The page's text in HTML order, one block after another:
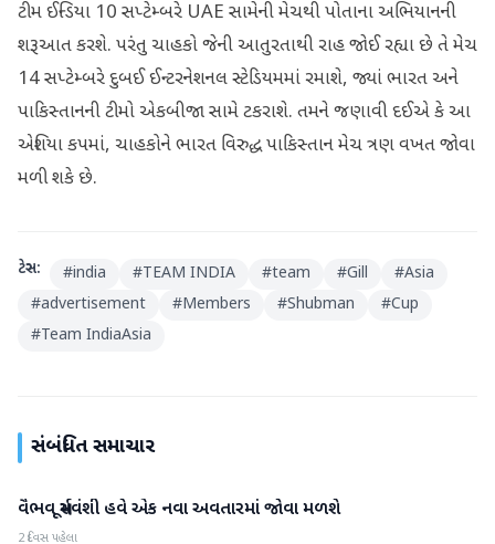
ટીમ ઈન્ડિયા 10 સપ્ટેમ્બરે UAE સામેની મેચથી પોતાના અભિયાનની
શરૂઆત કરશે. પરંતુ ચાહકો જેની આતુરતાથી રાહ જોઈ રહ્યા છે તે મેચ
14 સપ્ટેમ્બરે દુબઈ ઈન્ટરનેશનલ સ્ટેડિયમમાં રમાશે, જ્યાં ભારત અને
પાકિસ્તાનની ટીમો એકબીજા સામે ટકરાશે. તમને જણાવી દઈએ કે આ
એશિયા કપમાં, ચાહકોને ભારત વિરુદ્ધ પાકિસ્તાન મેચ ત્રણ વખત જોવા
મળી શકે છે.
ટેગ્સ: #india #TEAM INDIA #team #Gill #Asia
#advertisement #Members #Shubman #Cup
#Team IndiaAsia
સંબંધિત સમાચાર
રમતગમત
વૈભવ સૂર્યવંશી હવે એક નવા અવતારમાં જોવા મળશે
2 દિવસ પહેલા